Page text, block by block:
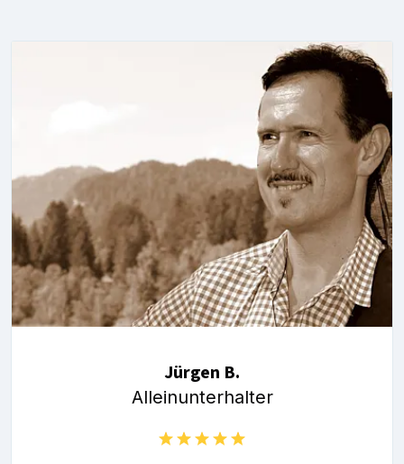
Jürgen B.
Alleinunterhalter